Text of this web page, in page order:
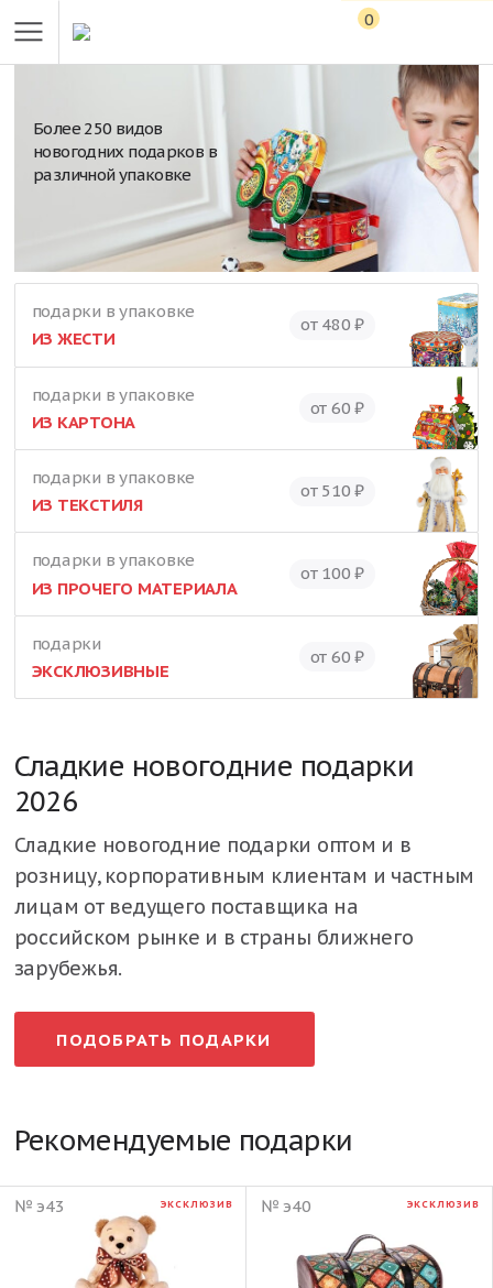
0
Более 250 видов
новогодних подарков в
различной упаковке
подарки в упаковке
ИЗ ЖЕСТИ
от 480 ₽
подарки в упаковке
ИЗ КАРТОНА
от 60 ₽
подарки в упаковке
ИЗ ТЕКСТИЛЯ
от 510 ₽
подарки в упаковке
ИЗ ПРОЧЕГО МАТЕРИАЛА
от 100 ₽
подарки
ЭКСКЛЮЗИВНЫЕ
от 60 ₽
Сладкие новогодние подарки
2026
Сладкие новогодние подарки оптом и в
розницу, корпоративным клиентам и частным
лицам от ведущего поставщика на
российском рынке и в страны ближнего
зарубежья.
ПОДОБРАТЬ ПОДАРКИ
Рекомендуемые подарки
№ э43 ЭКСКЛЮЗИВ № э40 ЭКСКЛЮЗИВ